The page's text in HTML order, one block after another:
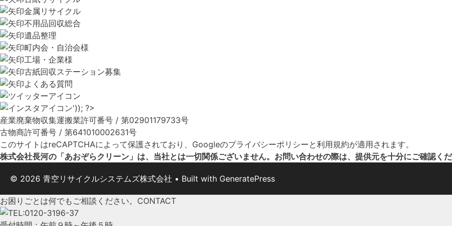
金属リサイクル
不用品回収総合
遺品整理
町内会・自治会様
工場・企業様
古紙回収ステーション募集
よくある質問
産業廃棄物収集運搬業許可番号 / 第02901179733号
古物商許可番号 / 第641010002631号
このサイトはreCAPTCHAによって保護されており、Googleのプライバシーポリシーと利用規約が適用されます。
株式会社長河の「あおぞらクリーン」は、当社とは一切関係ございません。お問い合わせの際は、提供元を十分にご確認く
© 2026 青空リサイクルシステムズ株式会社 • Built with GeneratePress
お困りごとは何でもご相談ください。 CONTACT